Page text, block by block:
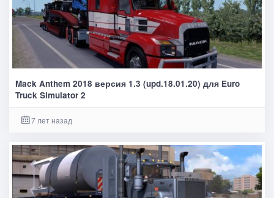
Mack Anthem 2018 версия 1.3 (upd.18.01.20) для Euro
Truck Simulator 2
7 лет назад